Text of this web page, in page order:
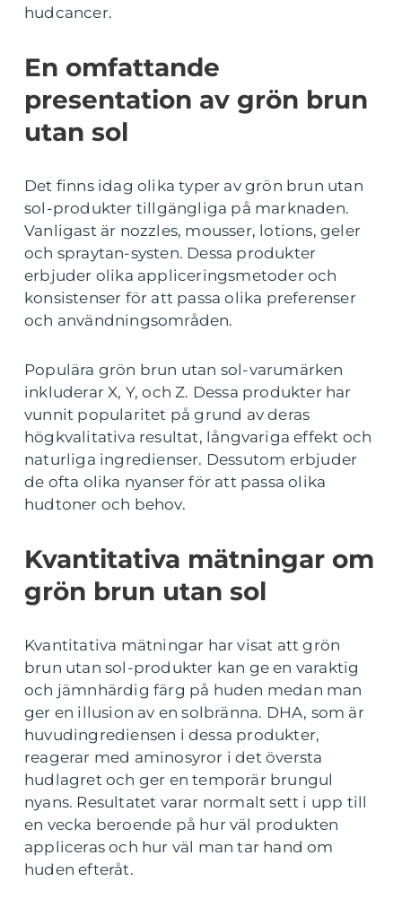
hudcancer.
En omfattande
presentation av grön brun
utan sol
Det finns idag olika typer av grön brun utan
sol-produkter tillgängliga på marknaden.
Vanligast är nozzles, mousser, lotions, geler
och spraytan-systen. Dessa produkter
erbjuder olika appliceringsmetoder och
konsistenser för att passa olika preferenser
och användningsområden.
Populära grön brun utan sol-varumärken
inkluderar X, Y, och Z. Dessa produkter har
vunnit popularitet på grund av deras
högkvalitativa resultat, långvariga effekt och
naturliga ingredienser. Dessutom erbjuder
de ofta olika nyanser för att passa olika
hudtoner och behov.
Kvantitativa mätningar om
grön brun utan sol
Kvantitativa mätningar har visat att grön
brun utan sol-produkter kan ge en varaktig
och jämnhärdig färg på huden medan man
ger en illusion av en solbränna. DHA, som är
huvudingrediensen i dessa produkter,
reagerar med aminosyror i det översta
hudlagret och ger en temporär brungul
nyans. Resultatet varar normalt sett i upp till
en vecka beroende på hur väl produkten
appliceras och hur väl man tar hand om
huden efteråt.